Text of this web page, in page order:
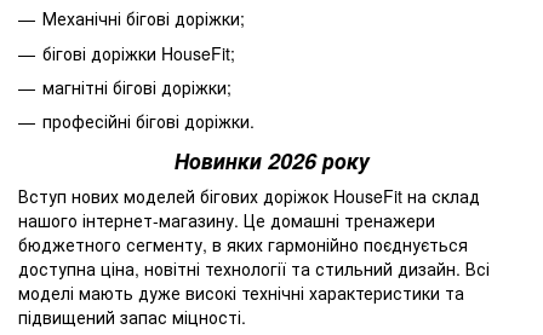
Механічні бігові доріжки;
бігові доріжки HouseFit;
магнітні бігові доріжки;
професійні бігові доріжки.
Новинки 2026 року
Вступ нових моделей бігових доріжок HouseFit на склад
нашого інтернет-магазину. Це домашні тренажери
бюджетного сегменту, в яких гармонійно поєднується
доступна ціна, новітні технології та стильний дизайн. Всі
моделі мають дуже високі технічні характеристики та
підвищений запас міцності.